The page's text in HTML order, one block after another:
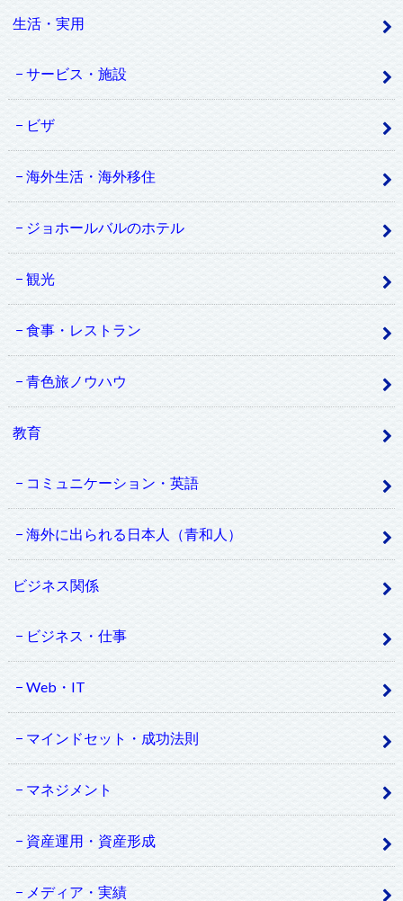
生活・実用
サービス・施設
ビザ
海外生活・海外移住
ジョホールバルのホテル
観光
食事・レストラン
青色旅ノウハウ
教育
コミュニケーション・英語
海外に出られる日本人（青和人）
ビジネス関係
ビジネス・仕事
Web・IT
マインドセット・成功法則
マネジメント
資産運用・資産形成
メディア・実績